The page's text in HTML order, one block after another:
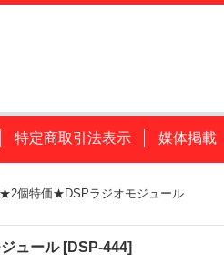
特定商取引法表示 媒体掲載
★2個特価★DSPラジオモジュール
ュール [DSP-444]